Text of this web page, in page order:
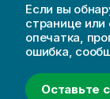
Если вы
странице
опечатка,
ошибка,
Оставьте